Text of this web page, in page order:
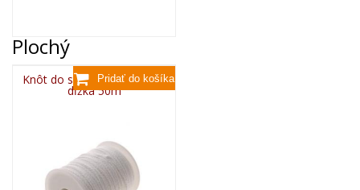
Plochý
Knôt do sviečky plochý 3x8,
dĺžka 50m